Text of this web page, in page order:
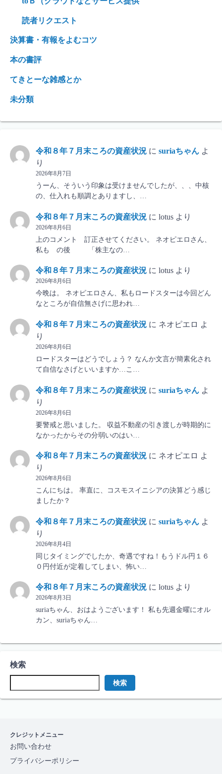
読者リクエスト
決算書・有報をよむコツ
本の書評
てきとーな雑感とか
未分類
令和８年７月末ころの資産状況 に suriaちゃん よ
り
2026年8月7日
うーん、そういう印象は受けませんでしたが、、、中核
の、仕入れも順調とありますし、…
令和８年７月末ころの資産状況 に lotus より
2026年8月6日
上のコメント 訂正させてください。 ネオピエロさん、
私も の後 「株主なの…
令和８年７月末ころの資産状況 に lotus より
2026年8月6日
今晩は。 ネオピエロさん、私もロードスターは今回どん
なところが自信無さげに思われ…
令和８年７月末ころの資産状況 に ネオピエロ よ
り
2026年8月6日
ロードスターはどうでしょう？ なんか文言が簡素化され
て自信なさげといいますか…こ…
令和８年７月末ころの資産状況 に suriaちゃん よ
り
2026年8月6日
要警戒と思いました。 収益不動産の引き渡しが時期的に
なかったからその分弱いのはい…
令和８年７月末ころの資産状況 に ネオピエロ よ
り
2026年8月6日
こんにちは。 率直に、コスモスイニシアの決算どう感じ
ましたか？
令和８年７月末ころの資産状況 に suriaちゃん よ
り
2026年8月4日
同じタイミングでしたか、奇遇ですね！もうドル円１６
０円付近が定着してしまい、怖い…
令和８年７月末ころの資産状況 に lotus より
2026年8月3日
suriaちゃん、おはようございます！ 私も先週金曜にオル
カン、suriaちゃん…
検索
検索
クレジットメニュー
お問い合わせ
プライバシーポリシー